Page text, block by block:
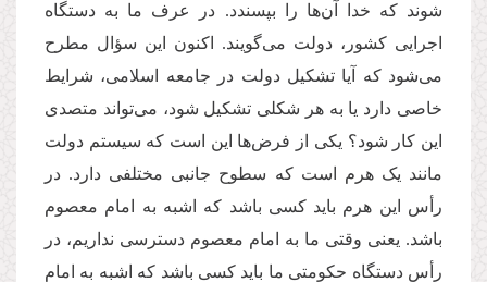
شوند که خدا آن‌ها را بپسندد. در عرف ما به دستگاه
اجرایی کشور، دولت می‌گویند. اکنون این سؤال مطرح
می‌شود که آیا تشکیل دولت در جامعه اسلامی، شرایط
خاصی دارد یا به هر شکلی تشکیل شود، می‌تواند متصدی
این کار شود؟ یکی از فرض‌ها این است که سیستم دولت
مانند یک هرم است که سطوح جانبی مختلفی دارد. در
رأس این هرم باید کسی باشد که اشبه به امام معصوم
باشد. یعنی وقتی ما به امام معصوم دسترسی نداریم، در
رأس دستگاه حکومتی ما باید کسی باشد ‌که اشبه به امام